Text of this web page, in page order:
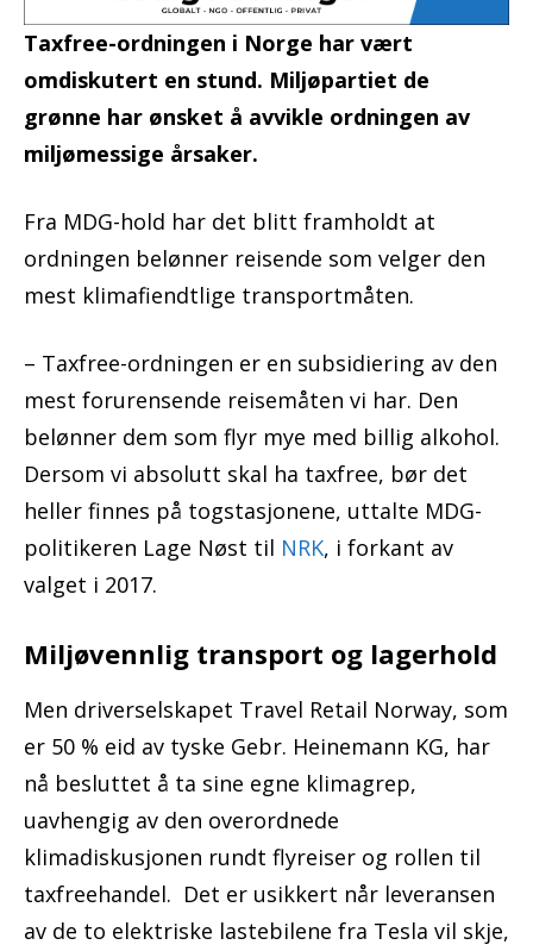
Taxfree-ordningen i Norge har vært
omdiskutert en stund. Miljøpartiet de
grønne har ønsket å avvikle ordningen av
miljømessige årsaker.
Fra MDG-hold har det blitt framholdt at
ordningen belønner reisende som velger den
mest klimafiendtlige transportmåten.
– Taxfree-ordningen er en subsidiering av den
mest forurensende reisemåten vi har. Den
belønner dem som flyr mye med billig alkohol.
Dersom vi absolutt skal ha taxfree, bør det
heller finnes på togstasjonene, uttalte MDG-
politikeren Lage Nøst til NRK, i forkant av
valget i 2017.
Miljøvennlig transport og lagerhold
Men driverselskapet Travel Retail Norway, som
er 50 % eid av tyske Gebr. Heinemann KG, har
nå besluttet å ta sine egne klimagrep,
uavhengig av den overordnede
klimadiskusjonen rundt flyreiser og rollen til
taxfreehandel. Det er usikkert når leveransen
av de to elektriske lastebilene fra Tesla vil skje,